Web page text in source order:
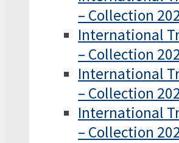
– Collection
International
– Collection
International
– Collection
International
– Collection